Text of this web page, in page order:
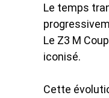
Le temps
Le Z3 M
iconisé.
Cette